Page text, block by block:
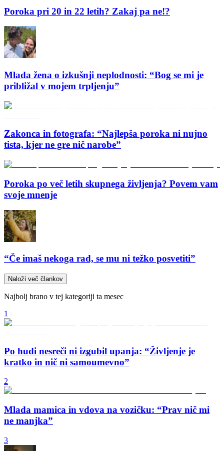
Poroka pri 20 in 22 letih? Zakaj pa ne!?
Mlada žena o izkušnji neplodnosti: “Bog se mi je
približal v mojem trpljenju”
Zakonca in fotografa: “Najlepša poroka ni nujno
tista, kjer ne gre nič narobe”
Poroka po več letih skupnega življenja? Povem vam
svoje mnenje
“Če imaš nekoga rad, se mu ni težko posvetiti”
Naloži več člankov
Najbolj brano v tej kategoriji ta mesec
1
Po hudi nesreči ni izgubil upanja: “Življenje je
kratko in nič ni samoumevno”
2
Mlada mamica in vdova na vozičku: “Prav nič mi
ne manjka”
3